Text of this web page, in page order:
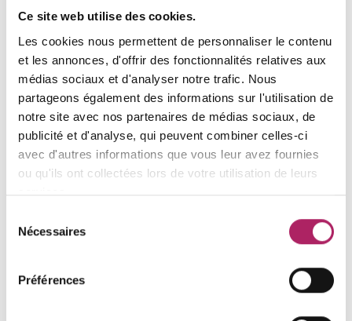
Ce site web utilise des cookies.
Les cookies nous permettent de personnaliser le contenu
et les annonces, d'offrir des fonctionnalités relatives aux
médias sociaux et d'analyser notre trafic. Nous
partageons également des informations sur l'utilisation de
notre site avec nos partenaires de médias sociaux, de
publicité et d'analyse, qui peuvent combiner celles-ci
avec d'autres informations que vous leur avez fournies
ou qu'ils ont collectées lors de votre utilisation de leurs
services.
Nécessaires
Préférences
Heures d'ouverture Fermé(e)
07:00 - 21:00
ma
07:00 - 21:00
me
07:00 - 21:00
07:00 - 21:00
ve
07:00 - 14:00